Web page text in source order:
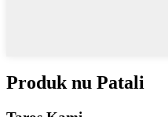
Produk nu Patali